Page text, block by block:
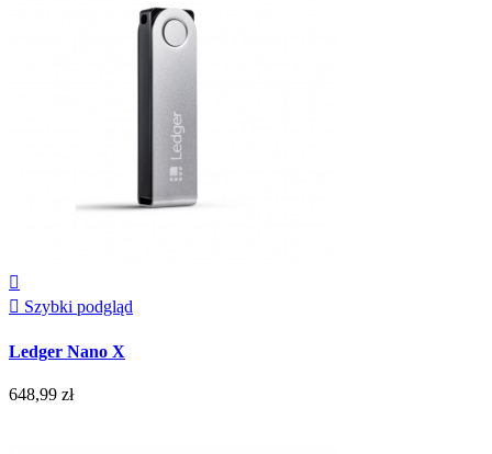

 Szybki podgląd
Ledger Nano X
648,99 zł